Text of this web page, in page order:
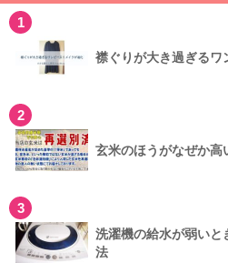
1
襟ぐりが大き過ぎるワ
2
玄米のほうがなぜか高
3
洗濯機の給水が弱いと
法